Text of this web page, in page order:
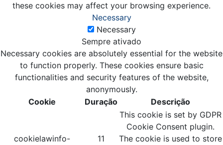
these cookies may affect your browsing experience.
Necessary
Necessary
Sempre ativado
Necessary cookies are absolutely essential for the website
to function properly. These cookies ensure basic
functionalities and security features of the website,
anonymously.
Cookie
Duração Descrição
cookielawinfo-
11
This cookie is set by GDPR
Cookie Consent plugin.
The cookie is used to store